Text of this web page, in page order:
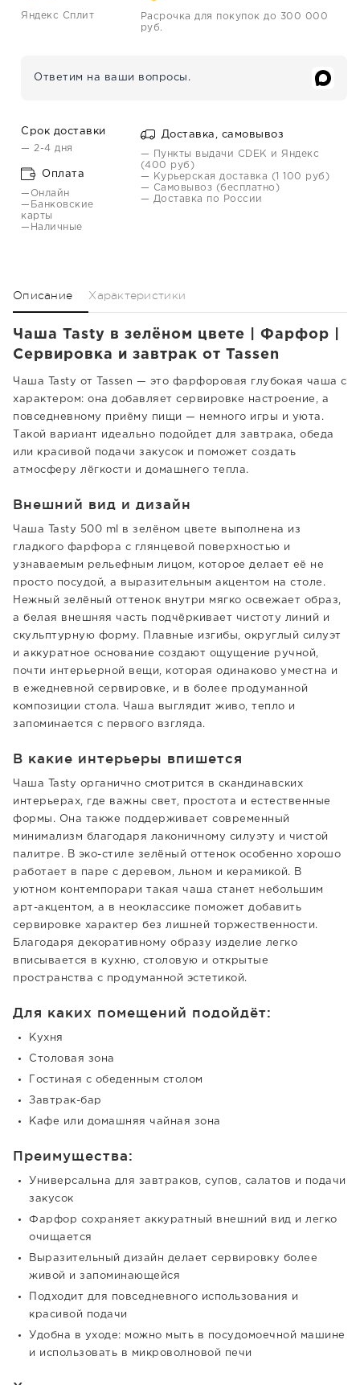
Яндекс Сплит
Расрочка для покупок до 300 000
руб.
Ответим на ваши вопросы.
Срок доставки
— 2-4 дня
Оплата
—Онлайн
—Банковские
карты
—Наличные
Доставка, самовывоз
— Пункты выдачи CDEK и Яндекс
(400 руб)
— Курьерская доставка (1 100 руб)
— Самовывоз (бесплатно)
— Доставка по России
Описание Характеристики
Чаша Tasty в зелёном цвете | Фарфор |
Сервировка и завтрак от Tassen
Чаша Tasty от Tassen — это фарфоровая глубокая чаша с
характером: она добавляет сервировке настроение, а
повседневному приёму пищи — немного игры и уюта.
Такой вариант идеально подойдет для завтрака, обеда
или красивой подачи закусок и поможет создать
атмосферу лёгкости и домашнего тепла.
Внешний вид и дизайн
Чаша Tasty 500 ml в зелёном цвете выполнена из
гладкого фарфора с глянцевой поверхностью и
узнаваемым рельефным лицом, которое делает её не
просто посудой, а выразительным акцентом на столе.
Нежный зелёный оттенок внутри мягко освежает образ,
а белая внешняя часть подчёркивает чистоту линий и
скульптурную форму. Плавные изгибы, округлый силуэт
и аккуратное основание создают ощущение ручной,
почти интерьерной вещи, которая одинаково уместна и
в ежедневной сервировке, и в более продуманной
композиции стола. Чаша выглядит живо, тепло и
запоминается с первого взгляда.
В какие интерьеры впишется
Чаша Tasty органично смотрится в скандинавских
интерьерах, где важны свет, простота и естественные
формы. Она также поддерживает современный
минимализм благодаря лаконичному силуэту и чистой
палитре. В эко-стиле зелёный оттенок особенно хорошо
работает в паре с деревом, льном и керамикой. В
уютном контемпорари такая чаша станет небольшим
арт-акцентом, а в неоклассике поможет добавить
сервировке характер без лишней торжественности.
Благодаря декоративному образу изделие легко
вписывается в кухню, столовую и открытые
пространства с продуманной эстетикой.
Для каких помещений подойдёт:
Кухня
Столовая зона
Гостиная с обеденным столом
Завтрак-бар
Кафе или домашняя чайная зона
Преимущества:
Универсальна для завтраков, супов, салатов и подачи
закусок
Фарфор сохраняет аккуратный внешний вид и легко
очищается
Выразительный дизайн делает сервировку более
живой и запоминающейся
Подходит для повседневного использования и
красивой подачи
Удобна в уходе: можно мыть в посудомоечной машине
и использовать в микроволновой печи